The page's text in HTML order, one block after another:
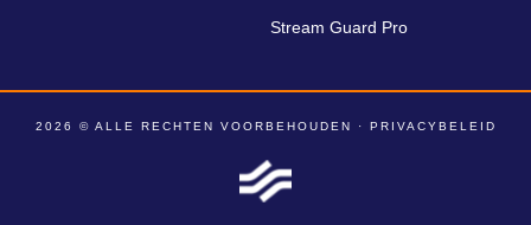
Stream Guard Pro
2026 © ALLE RECHTEN VOORBEHOUDEN · PRIVACYBELEID